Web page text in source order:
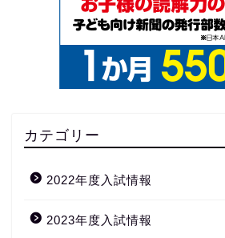
カテゴリー
2022年度入試情報
2023年度入試情報